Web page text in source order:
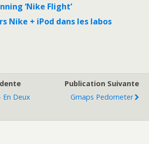
‘Nike Flight’
Nike + iPod dans les labos
En Deux
Publication Suivante
Gmaps Pedometer